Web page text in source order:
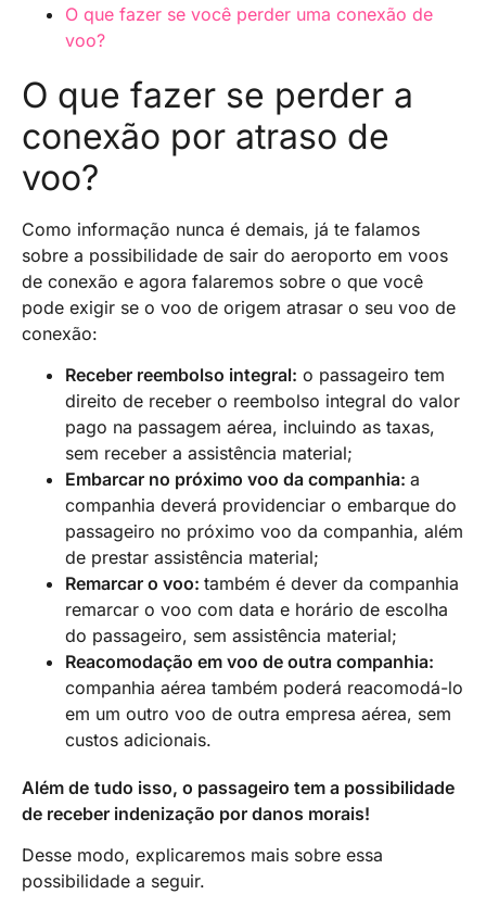
O que fazer se você perder uma conexão de
voo?
O que fazer se perder a
conexão por atraso de
voo?
Como informação nunca é demais, já te falamos
sobre a possibilidade de sair do aeroporto em voos
de conexão e agora falaremos sobre o que você
pode exigir se o voo de origem atrasar o seu voo de
conexão:
Receber reembolso integral: o passageiro tem
direito de receber o reembolso integral do valor
pago na passagem aérea, incluindo as taxas,
sem receber a assistência material;
Embarcar no próximo voo da companhia: a
companhia deverá providenciar o embarque do
passageiro no próximo voo da companhia, além
de prestar assistência material;
Remarcar o voo: também é dever da companhia
remarcar o voo com data e horário de escolha
do passageiro, sem assistência material;
Reacomodação em voo de outra companhia:
companhia aérea também poderá reacomodá-lo
em um outro voo de outra empresa aérea, sem
custos adicionais.
Além de tudo isso, o passageiro tem a possibilidade
de receber indenização por danos morais!
Desse modo, explicaremos mais sobre essa
possibilidade a seguir.